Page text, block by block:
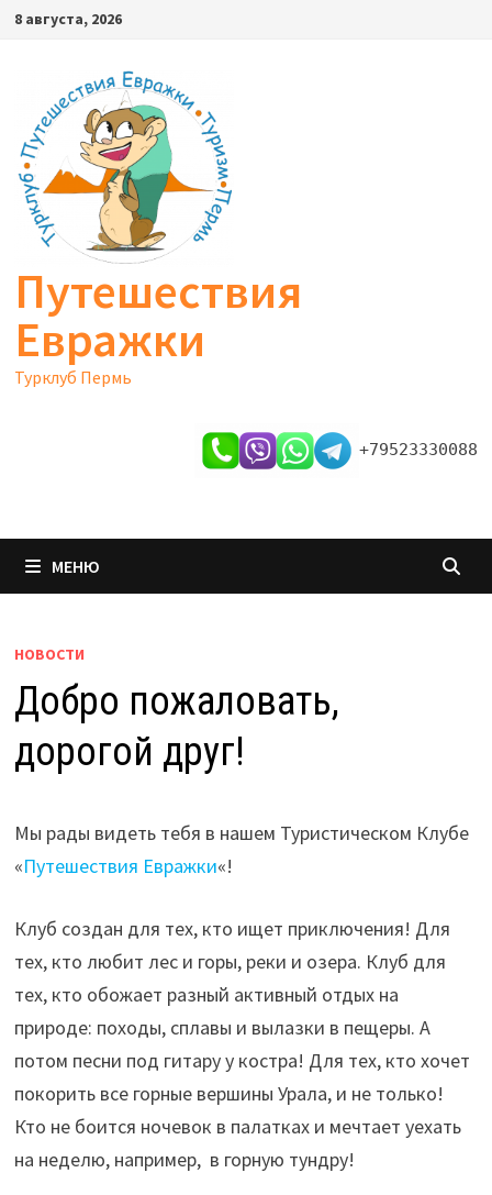
Перейти
содержимому
8 августа, 2026
Путешествия
Евражки
Турклуб Пермь
+79523330088
МЕНЮ
НОВОСТИ
Добро пожаловать,
дорогой друг!
Мы рады видеть тебя в нашем Туристическом Клубе
«Путешествия Евражки«!
Клуб создан для тех, кто ищет приключения! Для
тех, кто любит лес и горы, реки и озера. Клуб для
тех, кто обожает разный активный отдых на
природе: походы, сплавы и вылазки в пещеры. А
потом песни под гитару у костра! Для тех, кто хочет
покорить все горные вершины Урала, и не только!
Кто не боится ночевок в палатках и мечтает уехать
на неделю, например, в горную тундру!